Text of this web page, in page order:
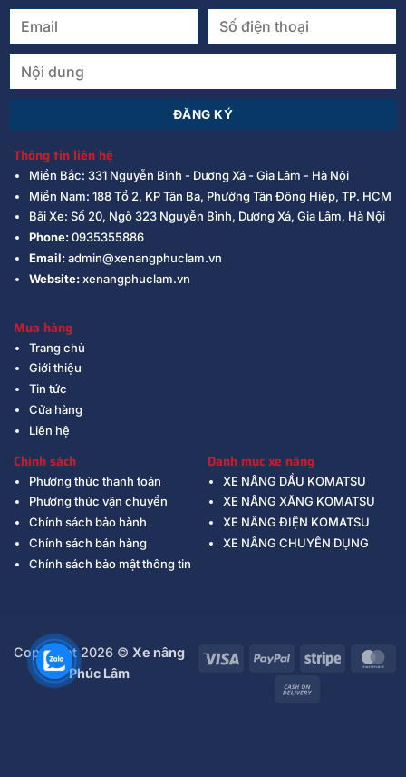
Thông tin liên hệ
Miền Bắc: 331 Nguyễn Bình - Dương Xá - Gia Lâm - Hà Nội
Miền Nam: 188 Tổ 2, KP Tân Ba, Phường Tân Đông Hiệp, TP. HCM
Bãi Xe: Số 20, Ngõ 323 Nguyễn Bình, Dương Xá, Gia Lâm, Hà Nội
Phone:0935355886
Email:admin@xenangphuclam.vn
Website:xenangphuclam.vn
Mua hàng
Trang chủ
Giới thiệu
Tin tức
Cửa hàng
Liên hệ
Chính sách
Phương thức thanh toán
Phương thức vận chuyển
Chính sách bảo hành
Chính sách bán hàng
Chính sách bảo mật thông tin
Danh mục xe nâng
XE NÂNG DẦU KOMATSU
XE NÂNG XĂNG KOMATSU
XE NÂNG ĐIỆN KOMATSU
XE NÂNG CHUYÊN DỤNG
Visa PayPal Stripe
Copyright 2026 © Xe nâng
Phúc Lâm